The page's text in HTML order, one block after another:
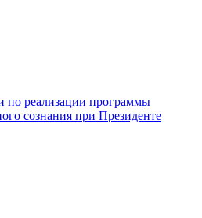
по реализации программы
сознания при Президенте